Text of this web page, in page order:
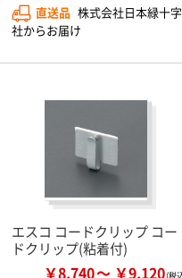
直送品 株式会社日本緑十字
社からお届け
エスコ コードクリップ コー
ドクリップ(粘着付)
￥8,740 ￥9,120